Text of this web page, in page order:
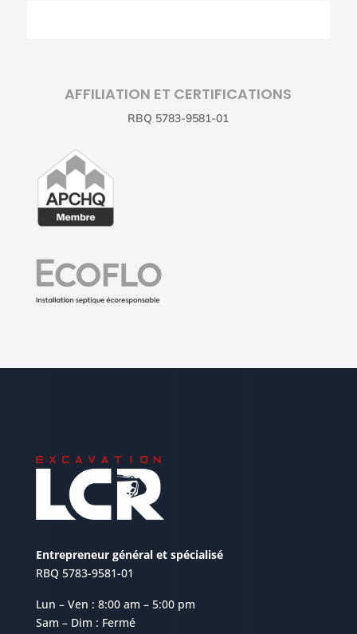
AFFILIATION ET CERTIFICATIONS
RBQ 5783-9581-01
Entrepreneur général et spécialisé
RBQ 5783-9581-01
Lun – Ven : 8:00 am – 5:00 pm
Sam – Dim : Fermé